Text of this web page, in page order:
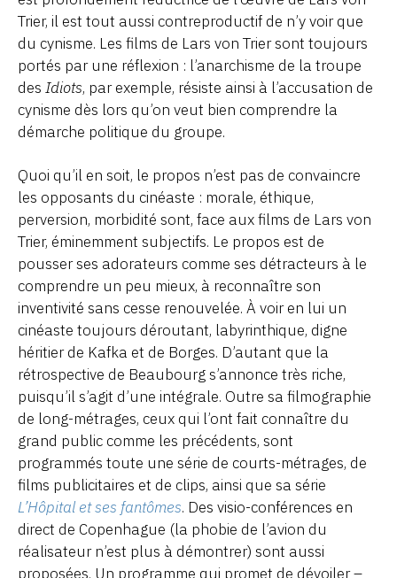
Trier, il est tout aussi contreproductif de n’y voir que
du cynisme. Les films de Lars von Trier sont toujours
portés par une réflexion : l’anarchisme de la troupe
des Idiots, par exemple, résiste ainsi à l’accusation de
cynisme dès lors qu’on veut bien comprendre la
démarche politique du groupe.
Quoi qu’il en soit, le propos n’est pas de convaincre
les opposants du cinéaste : morale, éthique,
perversion, morbidité sont, face aux films de Lars von
Trier, éminemment subjectifs. Le propos est de
pousser ses adorateurs comme ses détracteurs à le
comprendre un peu mieux, à reconnaître son
inventivité sans cesse renouvelée. À voir en lui un
cinéaste toujours déroutant, labyrinthique, digne
héritier de Kafka et de Borges. D’autant que la
rétrospective de Beaubourg s’annonce très riche,
puisqu’il s’agit d’une intégrale. Outre sa filmographie
de long-métrages, ceux qui l’ont fait connaître du
grand public comme les précédents, sont
programmés toute une série de courts-métrages, de
films publicitaires et de clips, ainsi que sa série
L’Hôpital et ses fantômes. Des visio-conférences en
direct de Copenhague (la phobie de l’avion du
réalisateur n’est plus à démontrer) sont aussi
proposées. Un programme qui promet de dévoiler –